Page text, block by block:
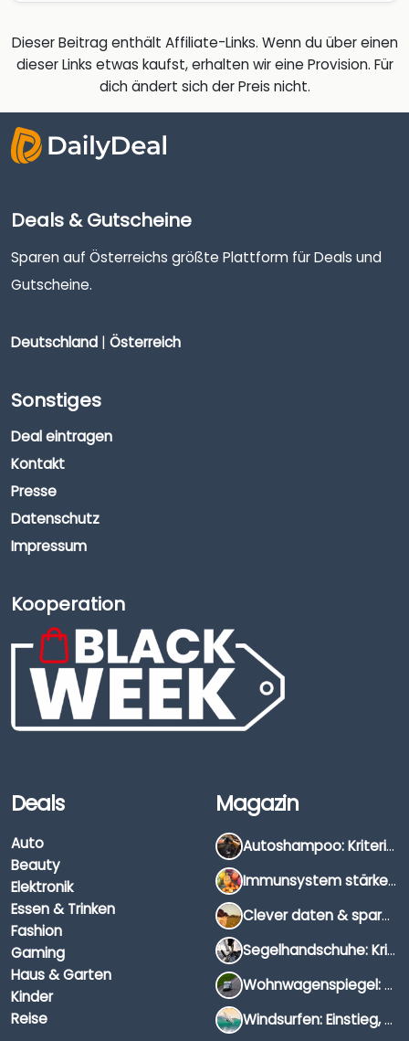
Dieser Beitrag enthält Affiliate-Links. Wenn du über einen
dieser Links etwas kaufst, erhalten wir eine Provision. Für
dich ändert sich der Preis nicht.
Deals & Gutscheine
Sparen auf Österreichs größte Plattform für Deals und
Gutscheine.
Deutschland | Österreich
Sonstiges
Deal eintragen
Kontakt
Presse
Datenschutz
Impressum
Kooperation
Deals
Auto
Beauty
Elektronik
Essen & Trinken
Fashion
Gaming
Haus & Garten
Kinder
Reise
Magazin
Autoshampoo: Kriterien, Unterschiede & Anwendung
Immunsystem stärken: Hausmittel, Vitamine & Wissenswertes
Clever daten & sparen: So findest du die besten Deals für Dates und Unternehmungen
Segelhandschuhe: Kriterien, Materialien & Tipps
Wohnwagenspiegel: Auswahl, Preise & Montage
Windsurfen: Einstieg, Ausrüstung & Tipps